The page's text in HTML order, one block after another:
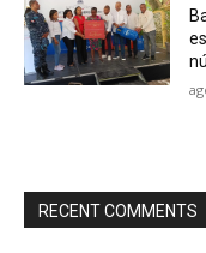
RECENT COMMENTS